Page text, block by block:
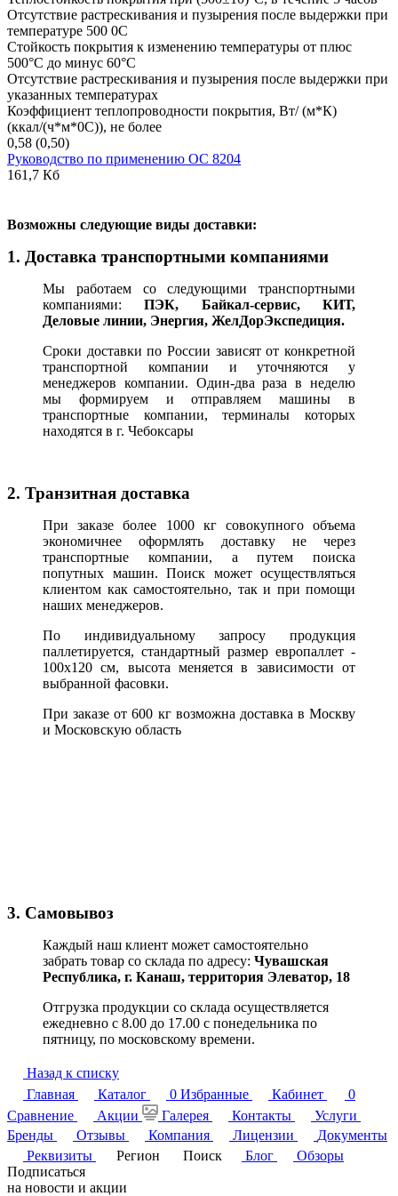
Отсутствие растрескивания и пузырения после выдержки при
температуре 500 0С
Стойкость покрытия к изменению температуры от плюс
500°С до минус 60°С
Отсутствие растрескивания и пузырения после выдержки при
указанных температурах
Коэффициент теплопроводности покрытия, Вт/ (м*К)
(ккал/(ч*м*0С)), не более
0,58 (0,50)
Руководство по применению ОС 8204
161,7 Кб
Возможны следующие виды доставки:
1. Доставка транспортными компаниями
Мы работаем со следующими транспортными
компаниями:ПЭК, Байкал-сервис, КИТ,
Деловые линии, Энергия, ЖелДорЭкспедиция.
Сроки доставки по России зависят от конкретной
транспортной компании и уточняются у
менеджеров компании. Один-два раза в неделю
мы формируем и отправляем машины в
транспортные компании, терминалы которых
находятся в г. Чебоксары
2. Транзитная доставка
При заказе более 1000 кг совокупного объема
экономичнее оформлять доставку не через
транспортные компании, а путем поиска
попутных машин. Поиск может осуществляться
клиентом как самостоятельно, так и при помощи
наших менеджеров.
По индивидуальному запросу продукция
паллетируется, стандартный размер европаллет -
100х120 см, высота меняется в зависимости от
выбранной фасовки.
При заказе от 600 кг возможна доставка в Москву
и Московскую область
3. Самовывоз
Каждый наш клиент может самостоятельно
забрать товар со склада по адресу: Чувашская
Республика, г. Канаш, территория Элеватор, 18
Отгрузка продукции со склада осуществляется
ежедневно с 8.00 до 17.00 с понедельника по
пятницу, по московскому времени.
Назад к списку
Главная
Каталог 0 Избранные Кабинет
0
Сравнение
Акции Галерея Контакты
Услуги
Бренды
Отзывы Компания Лицензии
Документы
Реквизиты
Регион Поиск Блог
Обзоры
Подписаться
на новости и акции